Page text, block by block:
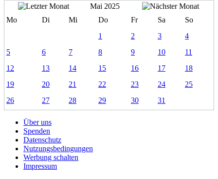
Mai 2025
Mo
Di Mi Do Fr Sa
So
1
2 3
4
5
6 7 8 9 10
11
12
13 14 15 16 17
18
19
20 21 22 23 24
25
26
27 28 29 30 31
Über uns
Spenden
Datenschutz
Nutzungsbedingungen
Werbung schalten
Impressum